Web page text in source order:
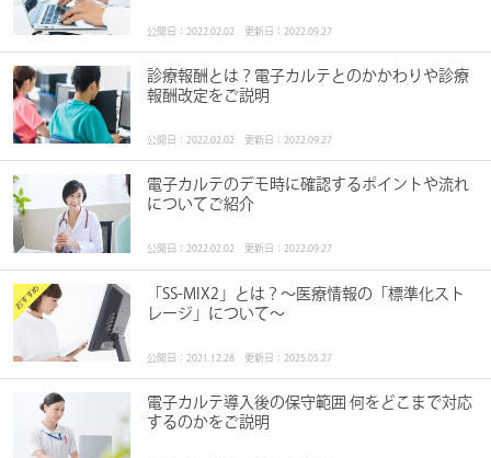
公開日：2022.02.02 更新日：2022.09.27
診療報酬とは？電子カルテとのかかわりや診療
報酬改定をご説明
公開日：2022.02.02 更新日：2022.09.27
電子カルテのデモ時に確認するポイントや流れ
についてご紹介
公開日：2022.02.02 更新日：2022.09.27
「SS-MIX2」とは？～医療情報の「標準化スト
レージ」について～
公開日：2021.12.28 更新日：2025.05.27
電子カルテ導入後の保守範囲 何をどこまで対応
するのかをご説明